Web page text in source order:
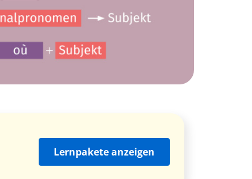
Lernpakete anzeigen